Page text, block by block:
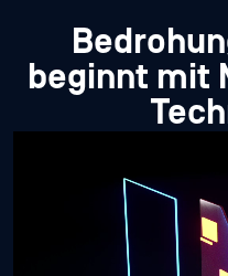
beginnt mit